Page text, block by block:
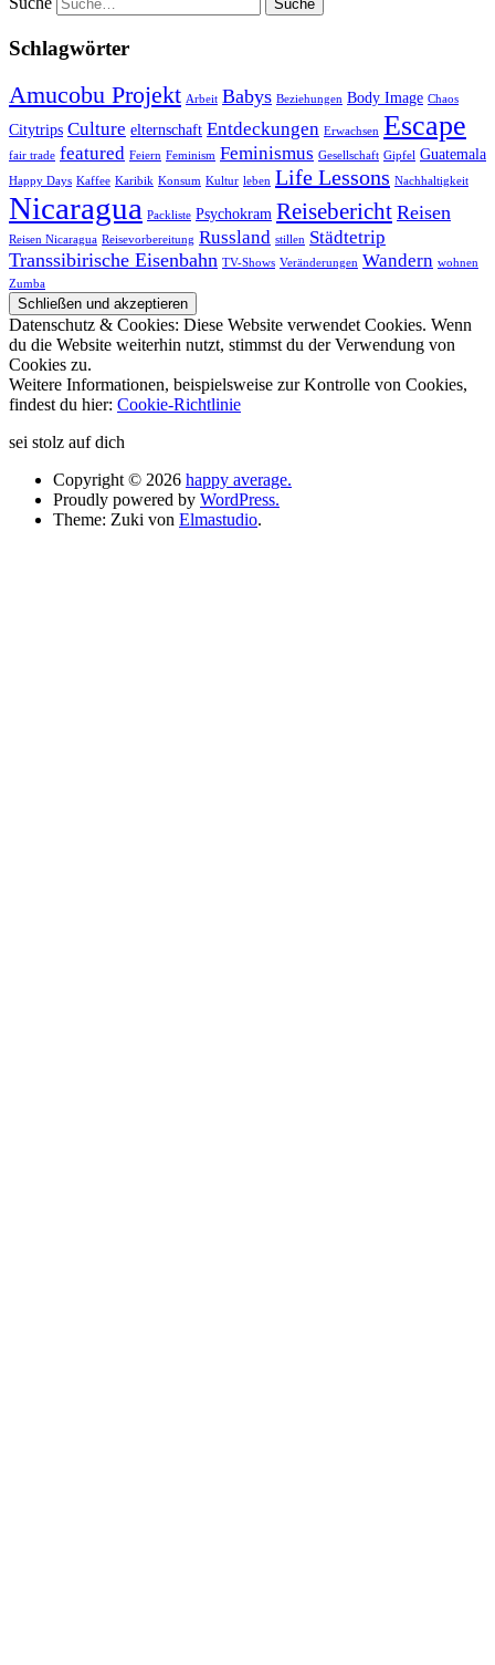
Schlagwörter
Amucobu Projekt Arbeit Babys Beziehungen Body Image Chaos
Citytrips Culture elternschaft Entdeckungen Erwachsen Escape
fair trade featured Feiern Feminism Feminismus Gesellschaft Gipfel Guatemala
Happy Days Kaffee Karibik Konsum Kultur leben Life Lessons Nachhaltigkeit
Nicaragua Packliste Psychokram Reisebericht Reisen
Reisen Nicaragua Reisevorbereitung Russland stillen Städtetrip
Transsibirische Eisenbahn TV-Shows Veränderungen Wandern wohnen
Zumba
Datenschutz & Cookies: Diese Website verwendet Cookies. Wenn
du die Website weiterhin nutzt, stimmst du der Verwendung von
Cookies zu.
Weitere Informationen, beispielsweise zur Kontrolle von Cookies,
findest du hier: Cookie-Richtlinie
sei stolz auf dich
Copyright © 2026 happy average.
Proudly powered by WordPress.
Theme: Zuki von Elmastudio.